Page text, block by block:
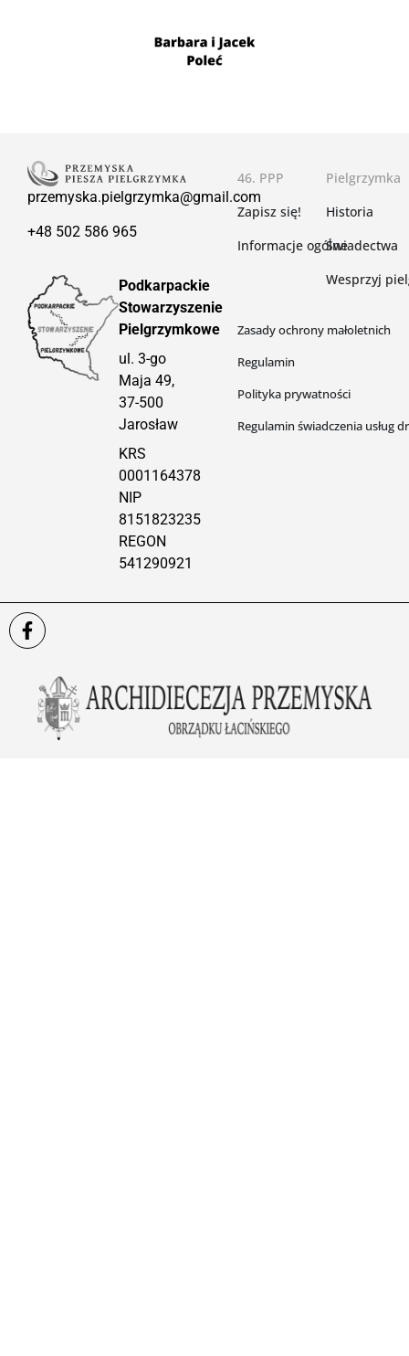
przemyska.pielgrzymka@gmail.com
+48 502 586 965
Podkarpackie
Stowarzyszenie
Pielgrzymkowe
ul. 3-go
Maja 49,
37-500
Jarosław
KRS
0001164378
NIP
8151823235
REGON
541290921
46. PPP
Zapisz się!
Informacje ogólne
Pielgrzymka
Historia
Świadectwa
Wesprzyj
Zasady ochrony małoletnich
Regulamin
Polityka prywatności
Regulamin świadczenia usług